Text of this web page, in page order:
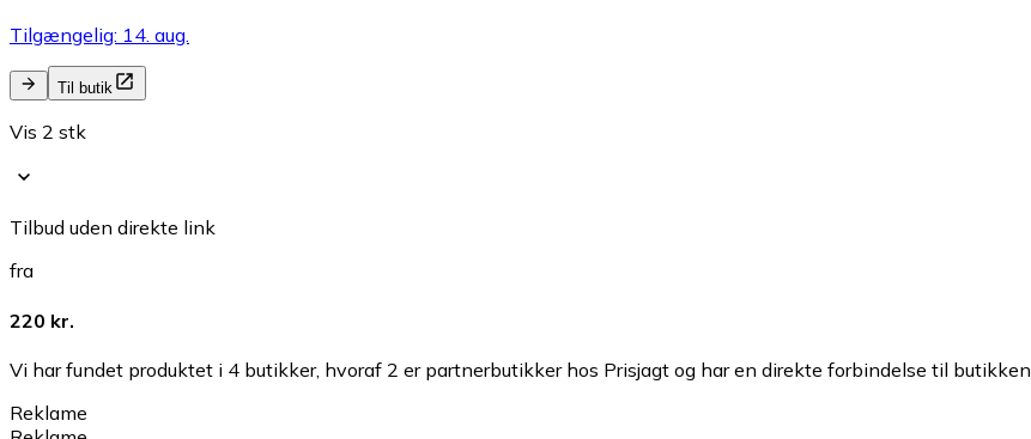
Tilgængelig: 14. aug.
Til butik
Vis 2 stk
Tilbud uden direkte link
fra
220 kr.
Vi har fundet produktet i 4 butikker, hvoraf 2 er partnerbutikker hos Prisjagt og har en direkte forbindelse til butikken.
Reklame